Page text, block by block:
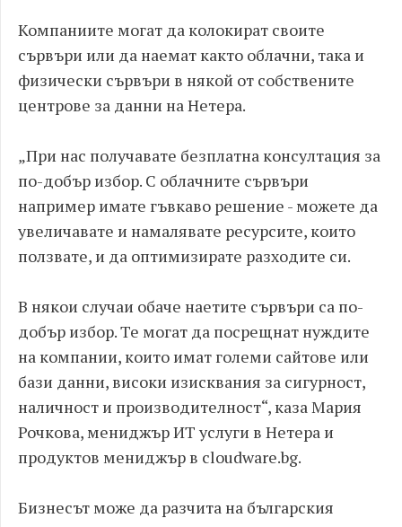
Компаниите могат да колокират своите
сървъри или да наемат както облачни, така и
физически сървъри в някой от собствените
центрове за данни на Нетера.
„При нас получавате безплатна консултация за
по-добър избор. С облачните сървъри
например имате гъвкаво решение - можете да
увеличавате и намалявате ресурсите, които
ползвате, и да оптимизирате разходите си.
В някои случаи обаче наетите сървъри са по-
добър избор. Те могат да посрещнат нуждите
на компании, които имат големи сайтове или
бази данни, високи изисквания за сигурност,
наличност и производителност“, каза Мария
Рочкова, мениджър ИТ услуги в Нетера и
продуктов мениджър в cloudware.bg.
Бизнесът може да разчита на българския